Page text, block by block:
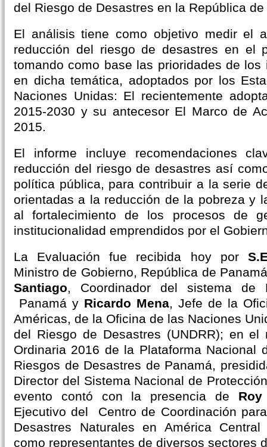
del Riesgo de Desastres en la República de
El análisis tiene como objetivo medir el
reducción del riesgo de desastres en el
tomando como base las prioridades de los
en dicha temática, adoptados por los
Naciones Unidas: El recientemente
2015-2030 y su antecesor El Marco de
2015.
El informe incluye recomendaciones
reducción del riesgo de desastres así
política pública, para contribuir a la serie
orientadas a la reducción de la pobreza y
al fortalecimiento de los procesos de
institucionalidad emprendidos por el
La Evaluación fue recibida hoy por
Ministro de Gobierno, República de
Santiago, Coordinador del sistema de
Panamá y Ricardo Mena, Jefe de la
Américas, de la Oficina de las Naciones
del Riesgo de Desastres (UNDRR); en
Ordinaria 2016 de la Plataforma Nacional
Riesgos de Desastres de Panamá,
Director del Sistema Nacional de
evento contó con la presencia de
Ejecutivo del Centro de Coordinación
Desastres Naturales en América Central
como representantes de diversos sectores